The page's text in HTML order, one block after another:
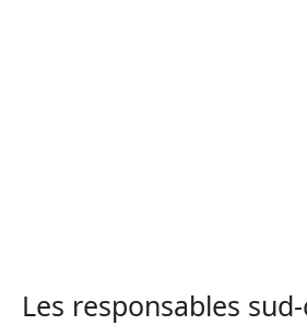
Les responsables